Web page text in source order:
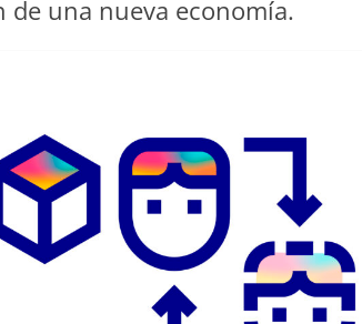
de una nueva economía.